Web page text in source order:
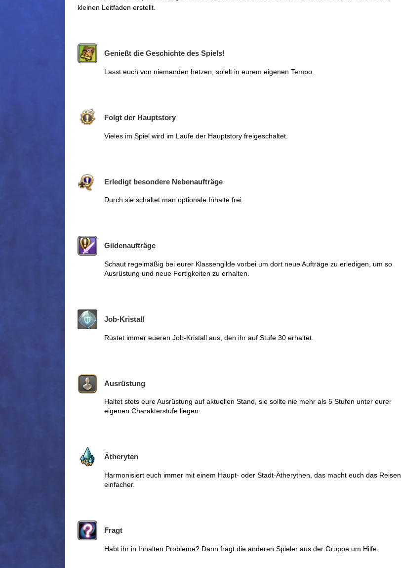
kleinen Leitfaden erstellt.
Genießt die Geschichte des Spiels!
Lasst euch von niemanden hetzen, spielt in eurem eigenen Tempo.
Folgt der Hauptstory
Vieles im Spiel wird im Laufe der Hauptstory freigeschaltet.
Erledigt besondere Nebenaufträge
Durch sie schaltet man optionale Inhalte frei.
Gildenaufträge
Schaut regelmäßig bei eurer Klassengilde vorbei um dort neue Aufträge zu erledigen, um so
Ausrüstung und neue Fertigkeiten zu erhalten.
Job-Kristall
Rüstet immer eueren Job-Kristall aus, den ihr auf Stufe 30 erhaltet.
Ausrüstung
Haltet stets eure Ausrüstung auf aktuellen Stand, sie sollte nie mehr als 5 Stufen unter eurer
eigenen Charakterstufe liegen.
Ätheryten
Harmonisiert euch immer mit einem Haupt- oder Stadt-Ätherythen, das macht euch das Reisen
einfacher.
Fragt
Habt ihr in Inhalten Probleme? Dann fragt die anderen Spieler aus der Gruppe um Hilfe.